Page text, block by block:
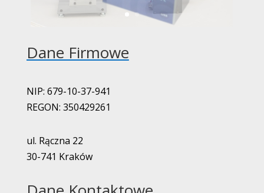
Dane Firmowe
NIP: 679-10-37-941
REGON: 350429261
ul. Rączna 22
30-741 Kraków